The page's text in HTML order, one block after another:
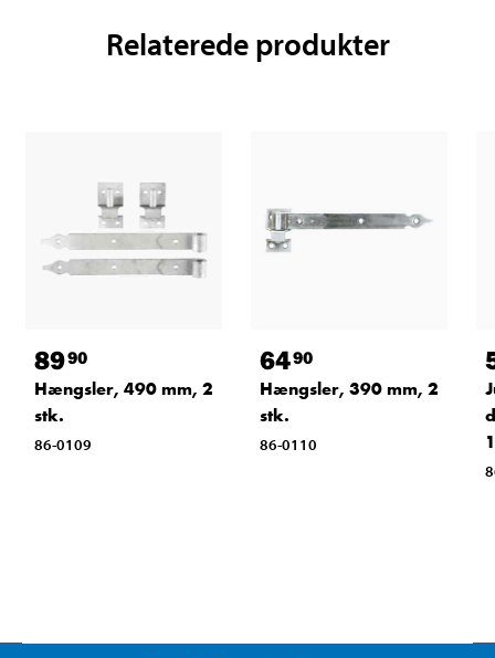
Relaterede produkter
8990
Hængsler, 490 mm, 2
stk.
86-0109
6490
Hængsler, 390 mm, 2
stk.
86-0110